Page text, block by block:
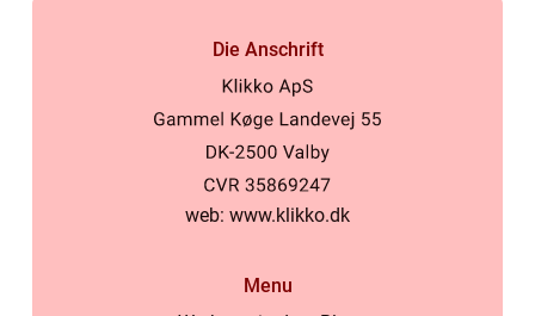
Die Anschrift
web: www.klikko.dk
Menu